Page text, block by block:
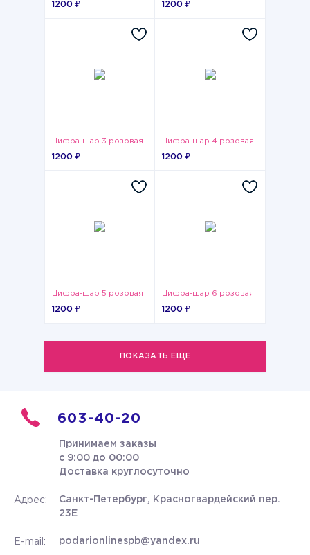
1200 ₽ 1200 ₽
Цифра-шар 3 розовая
1200 ₽
Цифра-шар 4 розовая
1200 ₽
Цифра-шар 5 розовая
1200 ₽
Цифра-шар 6 розовая
1200 ₽
ПОКАЗАТЬ ЕЩЕ
603-40-20
Принимаем заказы
с 9:00 до 00:00
Доставка круглосуточно
Адрес:
Санкт-Петербург, Красногвардейский пер.
23Е
E-mail: podarionlinespb@yandex.ru